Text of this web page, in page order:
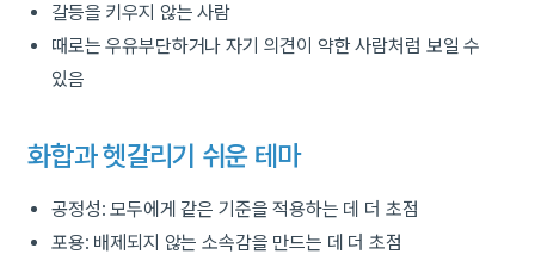
갈등을 키우지 않는 사람
때로는 우유부단하거나 자기 의견이 약한 사람처럼 보일 수
있음
화합과 헷갈리기 쉬운 테마
공정성: 모두에게 같은 기준을 적용하는 데 더 초점
포용: 배제되지 않는 소속감을 만드는 데 더 초점